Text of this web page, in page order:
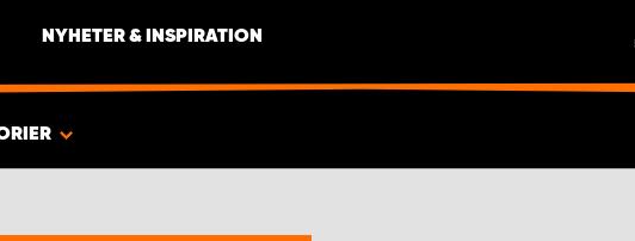
NYHETER & INSPIRATION